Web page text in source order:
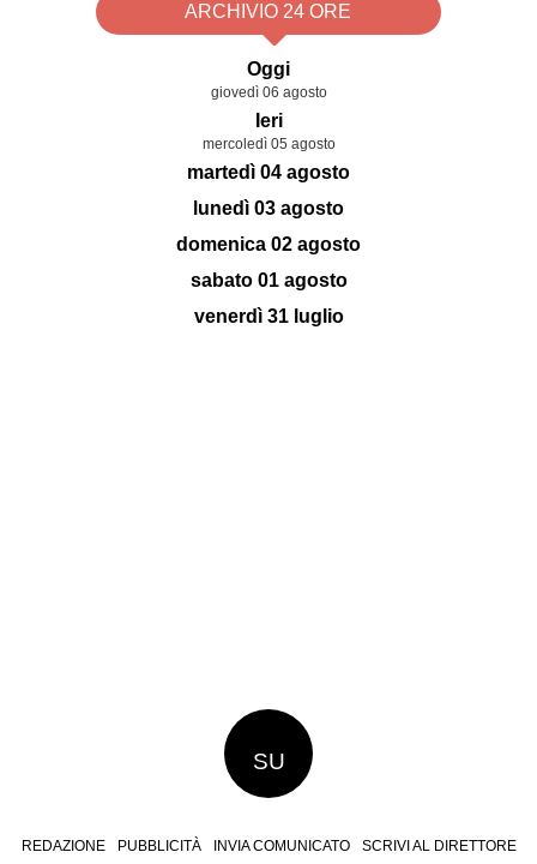
ARCHIVIO 24 ORE
Oggi
giovedì 06 agosto
Ieri
mercoledì 05 agosto
martedì 04 agosto
lunedì 03 agosto
domenica 02 agosto
sabato 01 agosto
venerdì 31 luglio
SU
REDAZIONE PUBBLICITÀ INVIA COMUNICATO
SCRIVI AL DIRETTORE